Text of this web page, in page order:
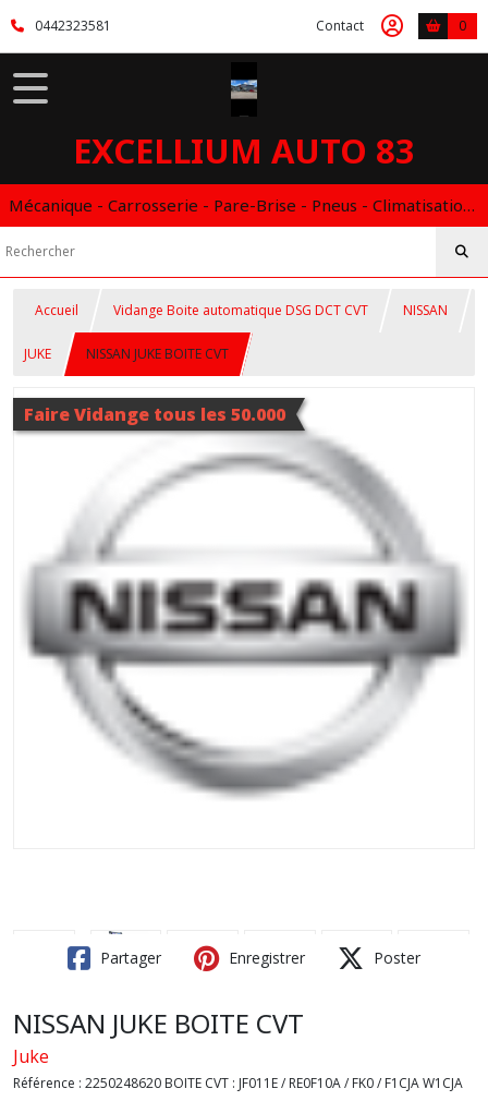
0442323581 Contact 0
EXCELLIUM AUTO 83
Mécanique - Carrosserie - Pare-Brise - Pneus - Climatisation - Entretien - Vidange Boite Auto - Boitier éthanol
Accueil Vidange Boite automatique DSG DCT CVT NISSAN
JUKE NISSAN JUKE BOITE CVT
Faire Vidange tous les 50.000
Partager Enregistrer Poster
NISSAN JUKE BOITE CVT
Juke
Référence : 2250248620 BOITE CVT : JF011E / RE0F10A / FK0 / F1CJA W1CJA